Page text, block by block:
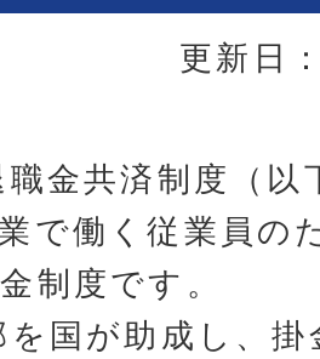
更新日
金共済制度（以
で働く従業員の
制度です。
を国が助成し、